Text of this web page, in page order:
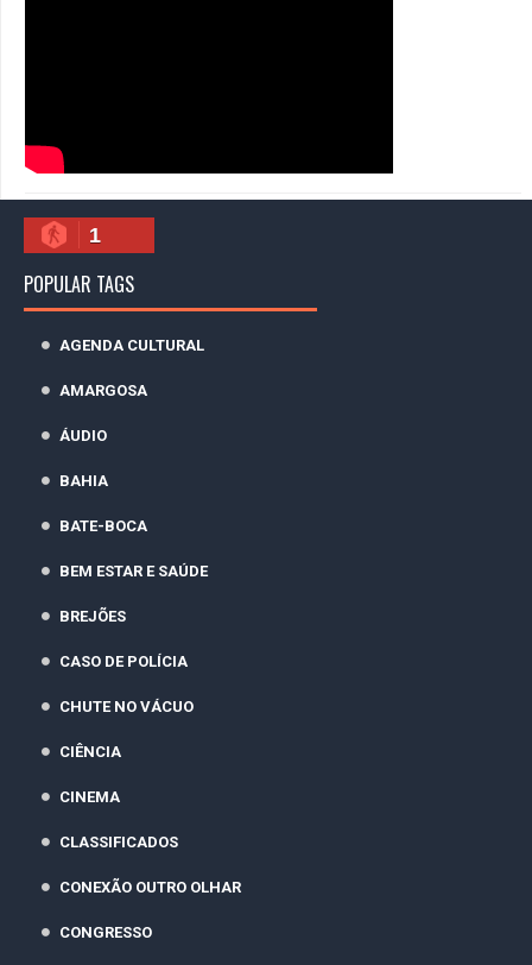
1
POPULAR TAGS
AGENDA CULTURAL
AMARGOSA
ÁUDIO
BAHIA
BATE-BOCA
BEM ESTAR E SAÚDE
BREJÕES
CASO DE POLÍCIA
CHUTE NO VÁCUO
CIÊNCIA
CINEMA
CLASSIFICADOS
CONEXÃO OUTRO OLHAR
CONGRESSO